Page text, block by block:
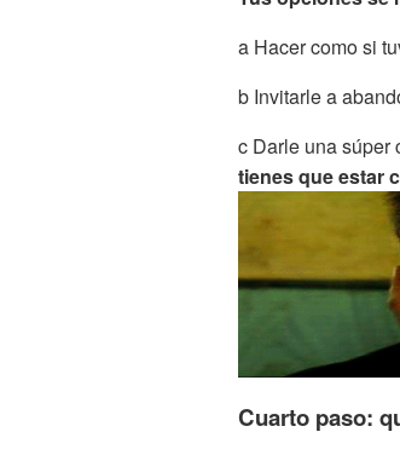
a Hacer como si
b Invitarle a
c Darle una súper
tienes que estar
Cuarto paso: